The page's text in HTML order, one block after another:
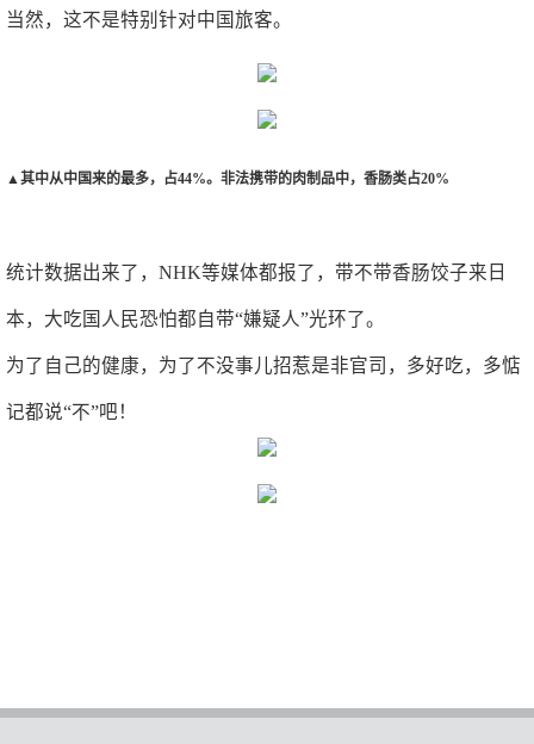
当然，这不是特别针对中国旅客。
▲其中从中国来的最多，占44%。非法携带的肉制品中，香肠类占20%
统计数据出来了，NHK等媒体都报了，带不带香肠饺子来日
本，大吃国人民恐怕都自带“嫌疑人”光环了。
为了自己的健康，为了不没事儿招惹是非官司，多好吃，多惦
记都说“不”吧！